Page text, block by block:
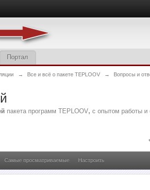
Портал
→ Все и всё о пакете TEPLOOV → Вопросы и
пакета программ TEPLOOV,с опытом работы и
Самые просматриваемые Настроить